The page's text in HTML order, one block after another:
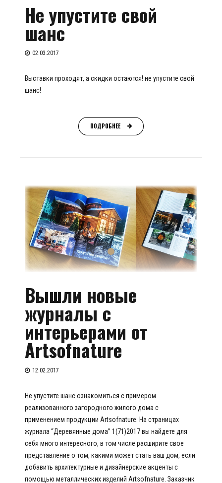
Не упустите свой
шанс
02.03.2017
Выставки проходят, а скидки остаются! не упустите свой
шанс!
ПОДРОБНЕЕ
Вышли новые
журналы с
интерьерами от
Artsofnature
12.02.2017
Не упустите шанс ознакомиться с примером
реализованного загородного жилого дома с
применением продукции Artsofnature. На страницах
журнала “Деревянные дома” 1(71)2017 вы найдете для
себя много интересного, в том числе расширите свое
представление о том, какими может стать ваш дом, если
добавить архитектурные и дизайнерские акценты с
помощью металлических изделий Artsofnature. Заказчик